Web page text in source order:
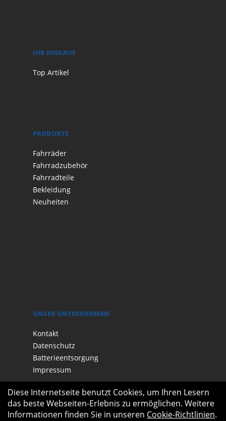
IHR EINKAUF
Top Artikel
PRODUKTE
Fahrräder
Fahrradzubehör
Fahrradteile
Bekleidung
Neuheiten
UNSER UNTERNEHMEN
Kontakt
Datenschutz
Batterieentsorgung
Impressum
Diese Internetseite benutzt Cookies, um Ihren Lesern
das beste Webseiten-Erlebnis zu ermöglichen. Weitere
Informationen finden Sie in unseren Cookie-Richtlinien.